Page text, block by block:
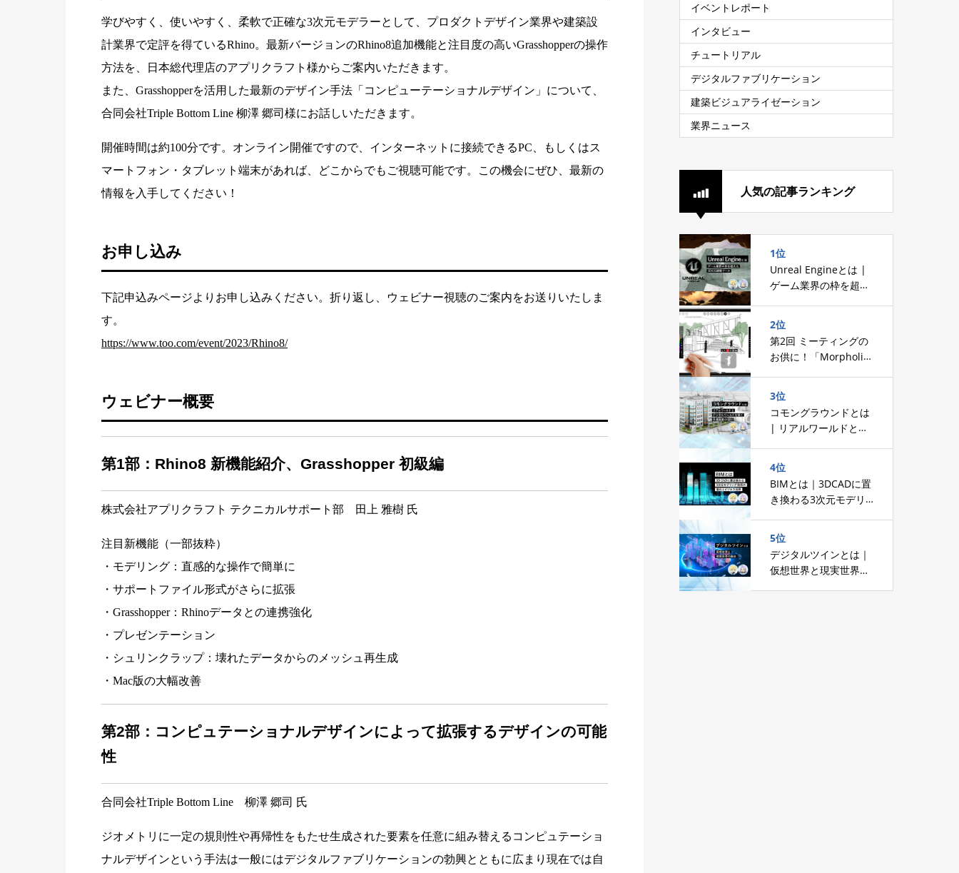
学びやすく、使いやすく、柔軟で正確な3次元モデラーとして、プロダクトデザイン業界や建築設
計業界で定評を得ているRhino。最新バージョンのRhino8追加機能と注目度の高いGrasshopperの操作
方法を、日本総代理店のアプリクラフト様からご案内いただきます。
また、Grasshopperを活用した最新のデザイン手法「コンピューテーショナルデザイン」について、
合同会社Triple Bottom Line 柳澤 郷司様にお話しいただきます。
開催時間は約100分です。オンライン開催ですので、インターネットに接続できるPC、もしくはス
マートフォン・タブレット端末があれば、どこからでもご視聴可能です。この機会にぜひ、最新の
情報を入手してください！
お申し込み
下記申込みページよりお申し込みください。折り返し、ウェビナー視聴のご案内をお送りいたしま
す。
https://www.too.com/event/2023/Rhino8/
ウェビナー概要
第1部：Rhino8 新機能紹介、Grasshopper 初級編
株式会社アプリクラフト テクニカルサポート部 田上 雅樹 氏
注目新機能（一部抜粋）
・モデリング：直感的な操作で簡単に
・サポートファイル形式がさらに拡張
・Grasshopper：Rhinoデータとの連携強化
・プレゼンテーション
・シュリンクラップ：壊れたデータからのメッシュ再生成
・Mac版の大幅改善
第2部：コンピュテーショナルデザインによって拡張するデザインの可能
性
合同会社Triple Bottom Line 柳澤 郷司 氏
ジオメトリに一定の規則性や再帰性をもたせ生成された要素を任意に組み替えるコンピュテーショ
ナルデザインという手法は一般にはデジタルファブリケーションの勃興とともに広まり現在では自
イベントレポート
インタビュー
チュートリアル
デジタルファブリケーション
建築ビジュアライゼーション
業界ニュース
人気の記事ランキング
1位
Unreal Engineとは |
ゲーム業界の枠を超え
2位
第2回 ミーティングの
お供に！「Morpholio
だわり～
3位
コモングラウンドとは
| リアルワールドとデ
4位
BIMとは｜3DCADに置
き換わる3次元モデリ
ネス活用
5位
デジタルツインとは｜
仮想世界と現実世界の